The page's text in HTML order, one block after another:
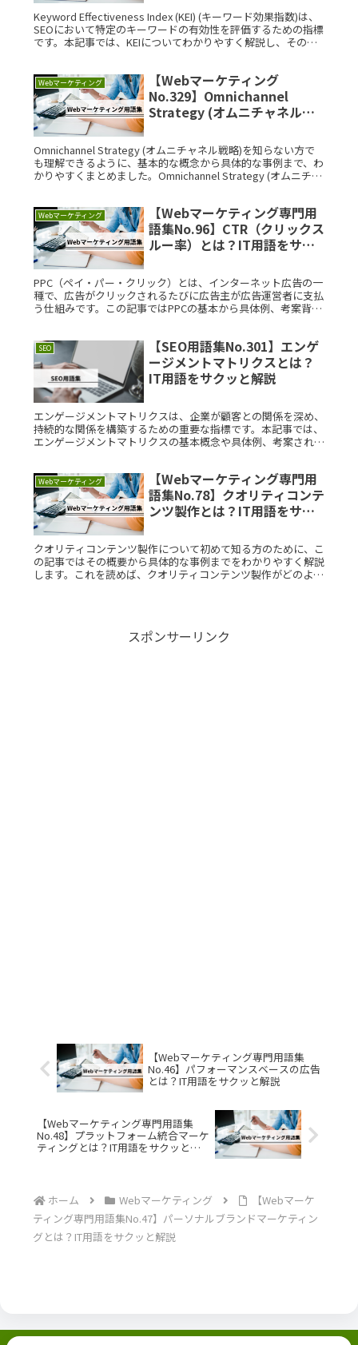
IT用語をサクッと解説
Keyword Effectiveness Index (KEI) (キーワード効果指数)は、
SEOにおいて特定のキーワードの有効性を評価するための指標
です。本記事では、KEIについてわかりやすく解説し、その背
Webマーケティング
【Webマーケティング
No.329】Omnichannel
Strategy (オムニチャネル戦
説
Omnichannel Strategy (オムニチャネル戦略)を知らない方で
も理解できるように、基本的な概念から具体的な事例まで、わ
かりやすくまとめました。Omnichannel Strategy (オムニチャ
Webマーケティング
【Webマーケティング専門用
語集No.96】CTR（クリックス
ルー率）とは？IT用語をサク
PPC（ペイ・パー・クリック）とは、インターネット広告の一
種で、広告がクリックされるたびに広告主が広告運営者に支払
う仕組みです。この記事ではPPCの基本から具体例、考案背
SEO
【SEO用語集No.301】エンゲ
ージメントマトリクスとは？
IT用語をサクッと解説
エンゲージメントマトリクスは、企業が顧客との関係を深め、
持続的な関係を構築するための重要な指標です。本記事では、
エンゲージメントマトリクスの基本概念や具体例、考案された
Webマーケティング
【Webマーケティング専門用
語集No.78】クオリティコンテ
ンツ製作とは？IT用語をサク
クオリティコンテンツ製作について初めて知る方のために、こ
の記事ではその概要から具体的な事例までをわかりやすく解説
します。これを読めば、クオリティコンテンツ製作がどのよう
スポンサーリンク
【Webマーケティング専門用語集
No.46】パフォーマンスベースの広告
とは？IT用語をサクッと解説
【Webマーケティング専門用語集
No.48】プラットフォーム統合マーケ
ティングとは？IT用語をサクッと解
ホーム Webマーケティング
【Webマーケ
ティング専門用語集No.47】パーソナルブランドマーケティン
グとは？IT用語をサクッと解説